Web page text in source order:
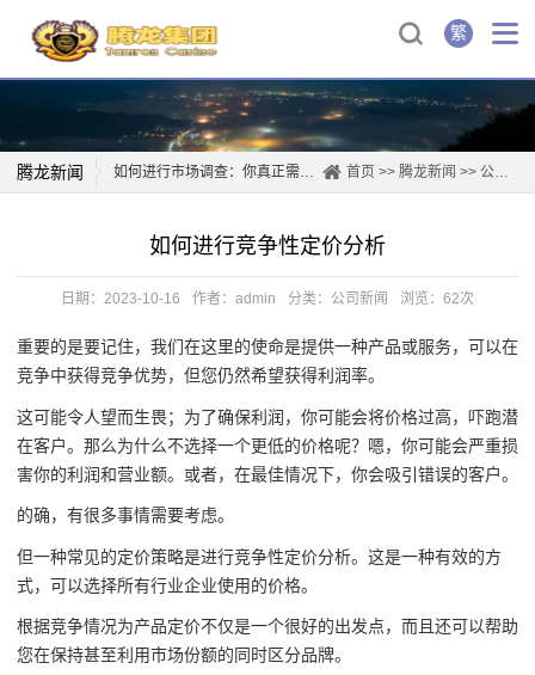
繁
腾龙新闻 如何进行市场调查：你真正需要知道的
想进行竞争分析吗？以下是你应该做的7个理由
什么是网站策略？为什么你需要它以及你如何做到
三十载烟火长，东莞腾龙阁的老字号“守门”之道
火锅底料的基本组成
为您的企业在社交媒体上发布什么
首页 >>腾龙新闻 >> 公司新闻
如何进行竞争性定价分析
日期：2023-10-16 作者：admin 分类： 公司新闻 浏览：62次
重要的是要记住，我们在这里的使命是提供一种产品或服务，可以在
竞争中获得竞争优势，但您仍然希望获得利润率。
这可能令人望而生畏；为了确保利润，你可能会将价格过高，吓跑潜
在客户。那么为什么不选择一个更低的价格呢？嗯，你可能会严重损
害你的利润和营业额。或者，在最佳情况下，你会吸引错误的客户。
的确，有很多事情需要考虑。
但一种常见的定价策略是进行竞争性定价分析。这是一种有效的方
式，可以选择所有行业企业使用的价格。
根据竞争情况为产品定价不仅是一个很好的出发点，而且还可以帮助
您在保持甚至利用市场份额的同时区分品牌。